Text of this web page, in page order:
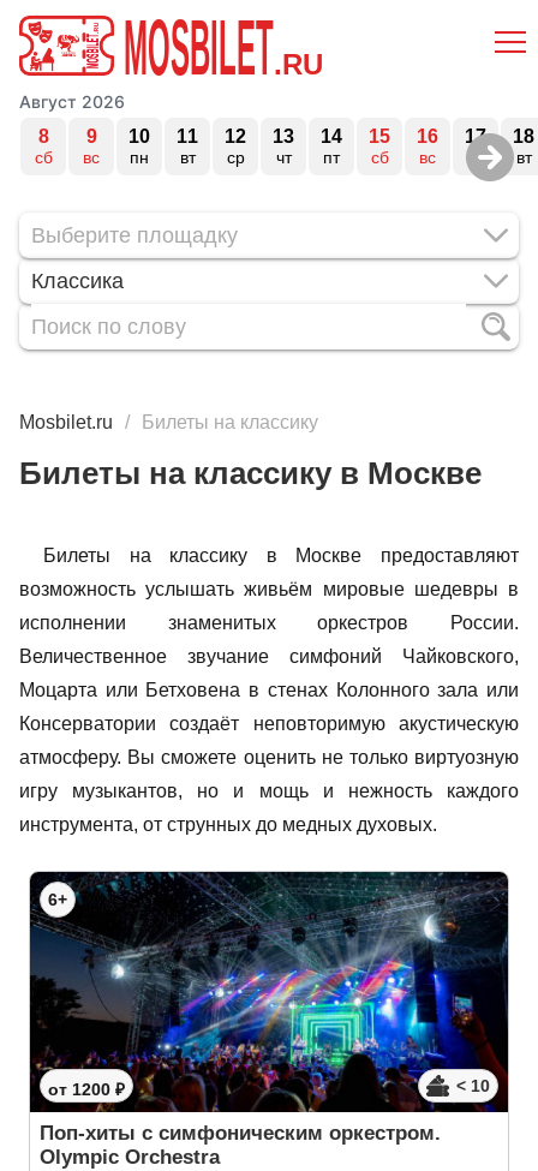
MOSBILET.RU
Август 2026
8
сб
9
вс
10
пн
11
вт
12
ср
13
чт
14
пт
15
сб
16
вс
17
пн
18
вт
Классика
Mosbilet.ru Билеты на классику
Билеты на классику в Москве
Билеты на классику в Москве предоставляют
возможность услышать живьём мировые шедевры в
исполнении знаменитых оркестров России.
Величественное звучание симфоний Чайковского,
Моцарта или Бетховена в стенах Колонного зала или
Консерватории создаёт неповторимую акустическую
атмосферу. Вы сможете оценить не только виртуозную
игру музыкантов, но и мощь и нежность каждого
инструмента, от струнных до медных духовых.
6+
от 1200 ₽ < 10
Поп-хиты с симфоническим оркестром.
Olympic Orchestra